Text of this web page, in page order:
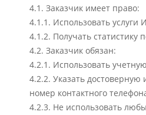
4.1. Заказчик имеет право:
4.1.1. Использовать услуги
4.1.2. Получать статистику
4.2. Заказчик обязан:
4.2.1. Использовать
4.2.2. Указать
номер контактного
4.2.3. Не использовать